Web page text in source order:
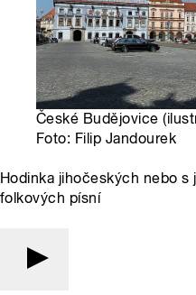
České Budějovice
Foto: Filip Jandourek
Hodinka jihočeských nebo
folkových písní